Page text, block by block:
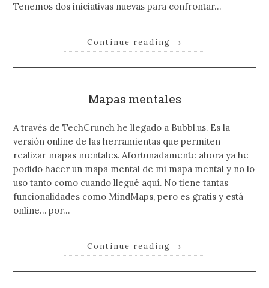
Tenemos dos iniciativas nuevas para confrontar…
Continue reading →
Mapas mentales
A través de TechCrunch he llegado a Bubbl.us. Es la
versión online de las herramientas que permiten
realizar mapas mentales. Afortunadamente ahora ya he
podido hacer un mapa mental de mi mapa mental y no lo
uso tanto como cuando llegué aquí. No tiene tantas
funcionalidades como MindMaps, pero es gratis y está
online… por…
Continue reading →